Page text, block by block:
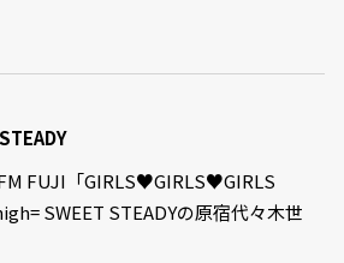
FUJI「GIRLS♥GIRLS♥GIRLS
SWEET STEADYの原宿代々木世